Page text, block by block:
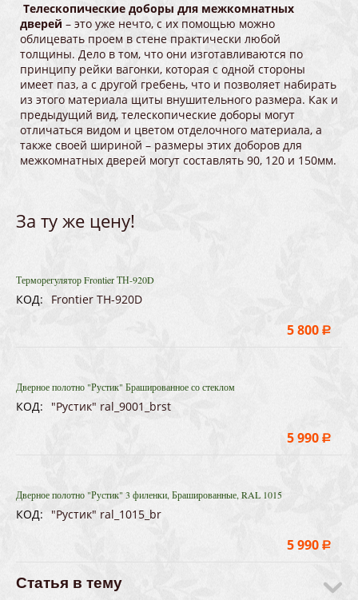
Телескопические доборы для межкомнатных
дверей – это уже нечто, с их помощью можно
облицевать проем в стене практически любой
толщины. Дело в том, что они изготавливаются по
принципу рейки вагонки, которая с одной стороны
имеет паз, а с другой гребень, что и позволяет набирать
из этого материала щиты внушительного размера. Как и
предыдущий вид, телескопические доборы могут
отличаться видом и цветом отделочного материала, а
также своей шириной – размеры этих доборов для
межкомнатных дверей могут составлять 90, 120 и 150мм.
За ту же цену!
Терморегулятор Frontier ТН-920D
КОД: Frontier ТН-920D
5 800 Р
Дверное полотно "Рустик" Брашированное со стеклом
КОД: "Рустик" ral_9001_brst
5 990 Р
Дверное полотно "Рустик" 3 филенки, Брашированные, RAL 1015
КОД: "Рустик" ral_1015_br
5 990 Р
Статья в тему